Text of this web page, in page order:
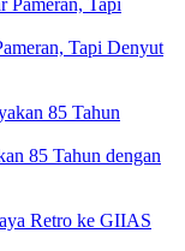
Tapi Denyut
85 Tahun dengan